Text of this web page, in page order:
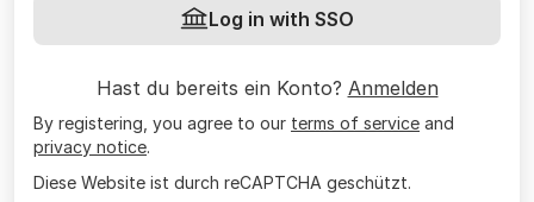
Log in with SSO
Hast du bereits ein Konto? Anmelden
By registering, you agree to our terms of service and
privacy notice.
Diese Website ist durch reCAPTCHA geschützt.